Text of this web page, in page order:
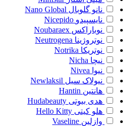
نانو گلوبال Nano Global
نایسپیدو Nicepido
نوباراکس Noubaraex
نوتروژینا Neutrogena
نوتریکا Notrika
نیچا Nicha
نیوا Nivea
نیولاک سیل Newlaksil
هانتین Hantin
هدی بیوتی Hudabeauty
هلو کیتی Hello Kitty
وازلین Vaseline